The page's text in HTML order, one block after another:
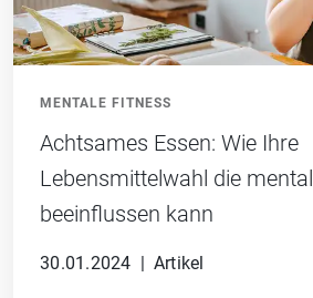
MENTALE FITNESS
Achtsames Essen: Wie Ihre
Lebensmittelwahl die
beeinflussen kann
30.01.2024 | Artikel